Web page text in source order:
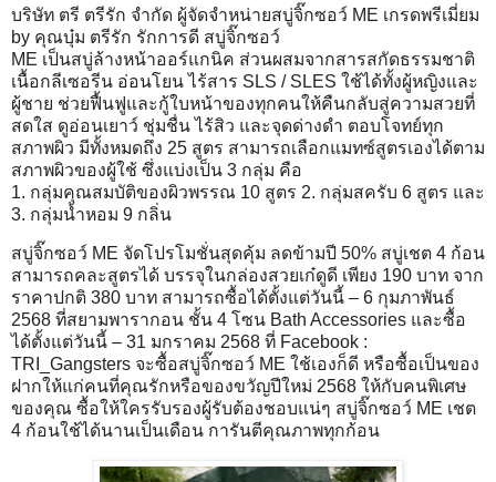
บริษัท ตรี ตรีรัก จำกัด ผู้จัดจำหน่ายสบู่จิ๊กซอว์ ME เกรดพรีเมี่ยม
by คุณบุ๋ม ตรีรัก รักการดี สบู่จิ๊กซอว์
ME เป็นสบู่ล้างหน้าออร์แกนิค ส่วนผสมจากสารสกัดธรรมชาติ
เนื้อกลีเซอรีน อ่อนโยน ไร้สาร SLS / SLES ใช้ได้ทั้งผู้หญิงและ
ผู้ชาย ช่วยฟื้นฟูและกู้ใบหน้าของทุกคนให้คืนกลับสู่ความสวยที่
สดใส ดูอ่อนเยาว์ ชุ่มชื่น ไร้สิว และจุดด่างดำ ตอบโจทย์ทุก
สภาพผิว มีทั้งหมดถึง 25 สูตร สามารถเลือกแมทซ์สูตรเองได้ตาม
สภาพผิวของผู้ใช้ ซึ่งแบ่งเป็น 3 กลุ่ม คือ
1. กลุ่มคุณสมบัติของผิวพรรณ 10 สูตร 2. กลุ่มสครับ 6 สูตร และ
3. กลุ่มน้ำหอม 9 กลิ่น
สบู่จิ๊กซอว์ ME จัดโปรโมชั่นสุดคุ้ม ลดข้ามปี 50% สบู่เชต 4 ก้อน
สามารถคละสูตรได้ บรรจุในกล่องสวยเก๋ดูดี เพียง 190 บาท จาก
ราคาปกติ 380 บาท สามารถซื้อได้ตั้งแต่วันนี้ – 6 กุมภาพันธ์
2568 ที่สยามพารากอน ชั้น 4 โซน Bath Accessories และซื้อ
ได้ตั้งแต่วันนี้ – 31 มกราคม 2568 ที่ Facebook :
TRI_Gangsters จะซื้อสบู่จิ๊กซอว์ ME ใช้เองก็ดี หรือซื้อเป็นของ
ฝากให้แก่คนที่คุณรักหรือของขวัญปีใหม่ 2568 ให้กับคนพิเศษ
ของคุณ ซื้อให้ใครรับรองผู้รับต้องชอบแน่ๆ สบู่จิ๊กซอว์ ME เชต
4 ก้อนใช้ได้นานเป็นเดือน การันตีคุณภาพทุกก้อน